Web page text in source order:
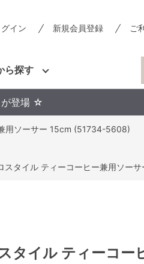
グイン 新規会員登録 ご
ら探す
が登場 ☆
用ソーサー 15cm (51734-5608)
スタイル ティーコーヒー兼用ソー
タイル ティーコー